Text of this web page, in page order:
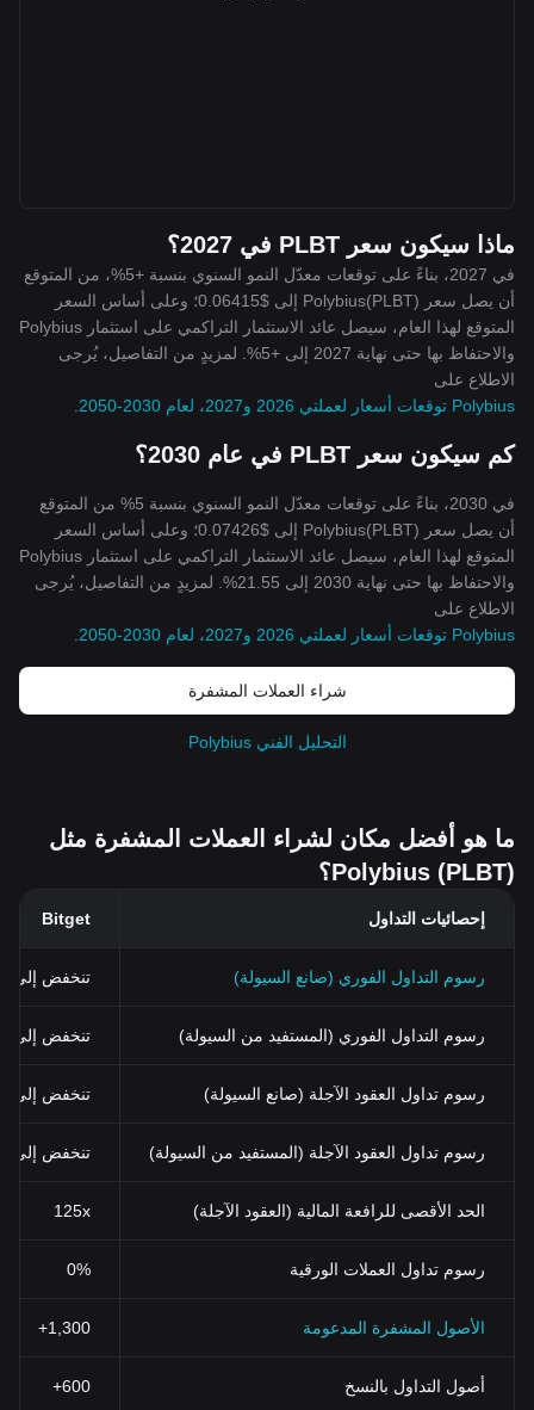
ماذا سيكون سعر PLBT في 2027؟
في 2027، بناءً على توقعات معدّل النمو السنوي بنسبة +5%، من المتوقع
أن يصل سعر Polybius(PLBT) إلى $0.06415؛ وعلى أساس السعر
المتوقع لهذا العام، سيصل عائد الاستثمار التراكمي على استثمار Polybius
والاحتفاظ بها حتى نهاية 2027 إلى +5%. لمزيدٍ من التفاصيل، يُرجى
الاطلاع على
Polybius توقعات أسعار لعملتي 2026 و2027، لعام 2030-2050
كم سيكون سعر PLBT في عام 2030؟
في 2030، بناءً على توقعات معدّل النمو السنوي بنسبة 5% من المتوقع
أن يصل سعر Polybius(PLBT) إلى $0.07426؛ وعلى أساس السعر
المتوقع لهذا العام، سيصل عائد الاستثمار التراكمي على استثمار Polybius
والاحتفاظ بها حتى نهاية 2030 إلى 21.55%. لمزيدٍ من التفاصيل، يُرجى
الاطلاع على
Polybius توقعات أسعار لعملتي 2026 و2027، لعام 2030-2050
شراء العملات المشفرة
التحليل الفني Polybius
ما هو أفضل مكان لشراء العملات المشفرة مثل
Polybius (PLBT)؟
إحصائيات التداول Bitget
رسوم التداول الفوري (صانع السيولة) تنخفض إلى 0%
رسوم التداول الفوري (المستفيد من السيولة) تنخفض إلى 0.03% (0.024% باستخدام BGB)
رسوم تداول العقود الآجلة (صانع السيولة) تنخفض إلى 0%
رسوم تداول العقود الآجلة (المستفيد من السيولة) تنخفض إلى 0.02%
الحد الأقصى للرافعة المالية (العقود الآجلة) 125x
رسوم تداول العملات الورقية 0%
الأصول المشفرة المدعومة 1,300+
أصول التداول بالنسخ 600+